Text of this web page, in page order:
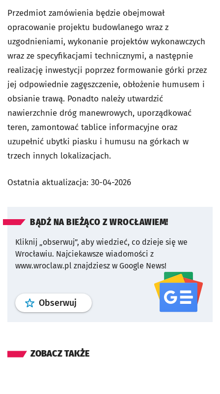
Przedmiot zamówienia będzie obejmował
opracowanie projektu budowlanego wraz z
uzgodnieniami, wykonanie projektów wykonawczych
wraz ze specyfikacjami technicznymi, a następnie
realizację inwestycji poprzez formowanie górki przez
jej odpowiednie zagęszczenie, obłożenie humusem i
obsianie trawą. Ponadto należy utwardzić
nawierzchnie dróg manewrowych, uporządkować
teren, zamontować tablice informacyjne oraz
uzupełnić ubytki piasku i humusu na górkach w
trzech innych lokalizacjach.
Ostatnia aktualizacja: 30-04-2026
BĄDŹ NA BIEŻĄCO Z WROCŁAWIEM!
Kliknij „obserwuj”, aby wiedzieć, co dzieje się we
Wrocławiu. Najciekawsze wiadomości z
www.wroclaw.pl znajdziesz w Google News!
Obserwuj profil serwisu
ZOBACZ TAKŻE